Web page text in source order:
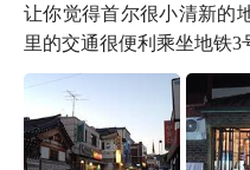
让你觉得首尔很小清新的
里的交通很便利乘坐地铁